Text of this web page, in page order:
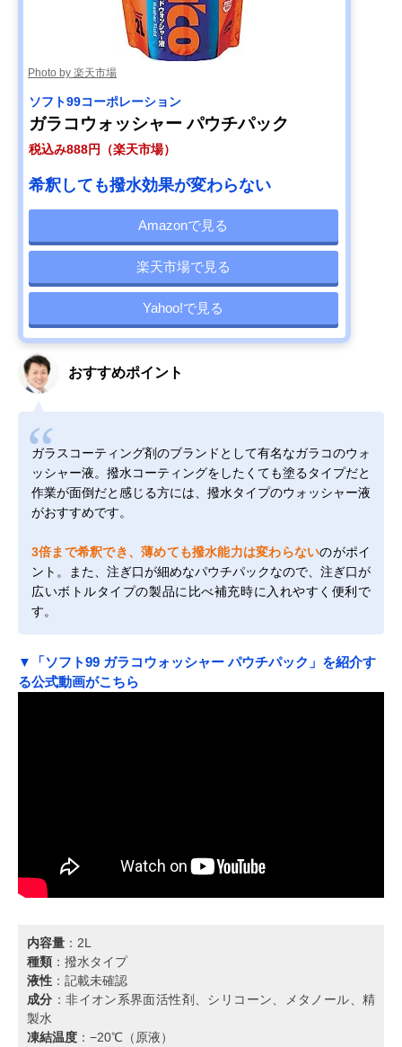
Photo by 楽天市場
ソフト99コーポレーション
ガラコウォッシャー パウチパック
税込み888円（楽天市場）
希釈しても撥水効果が変わらない
Amazonで見る
楽天市場で見る
Yahoo!で見る
おすすめポイント
ガラスコーティング剤のブランドとして有名なガラコのウォ
ッシャー液。撥水コーティングをしたくても塗るタイプだと
作業が面倒だと感じる方には、撥水タイプのウォッシャー液
がおすすめです。
3倍まで希釈でき、薄めても撥水能力は変わらないのがポイ
ント。また、注ぎ口が細めなパウチパックなので、注ぎ口が
広いボトルタイプの製品に比べ補充時に入れやすく便利で
す。
▼「ソフト99 ガラコウォッシャー パウチパック」を紹介す
る公式動画がこちら
内容量 ：2L
種類 ：撥水タイプ
液性 ：記載未確認
成分 ：非イオン系界面活性剤、シリコーン、メタノール、精
製水
凍結温度 ：−20℃（原液）